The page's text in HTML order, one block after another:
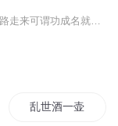
乱世酒一壶